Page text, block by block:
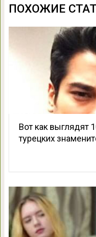
ПОХОЖИЕ
Вот как выглядят
турецких